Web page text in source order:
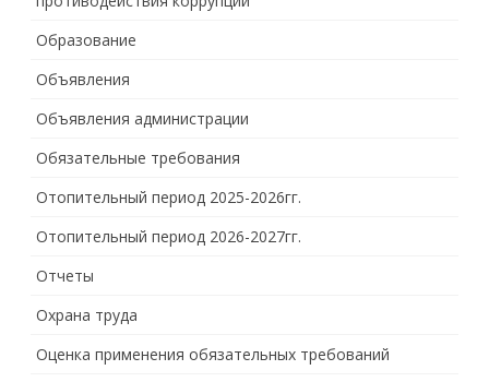
Образование
Объявления
Объявления администрации
Обязательные требования
Отопительный период 2025-2026гг.
Отопительный период 2026-2027гг.
Отчеты
Охрана труда
Оценка применения обязательных требований